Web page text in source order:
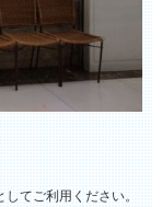
てご利用ください。